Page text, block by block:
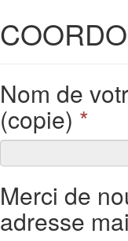
Nom de
(copie) *
Merci de
adresse